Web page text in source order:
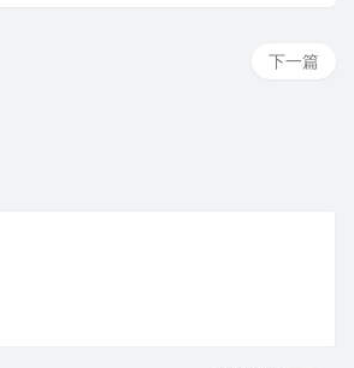
下一篇